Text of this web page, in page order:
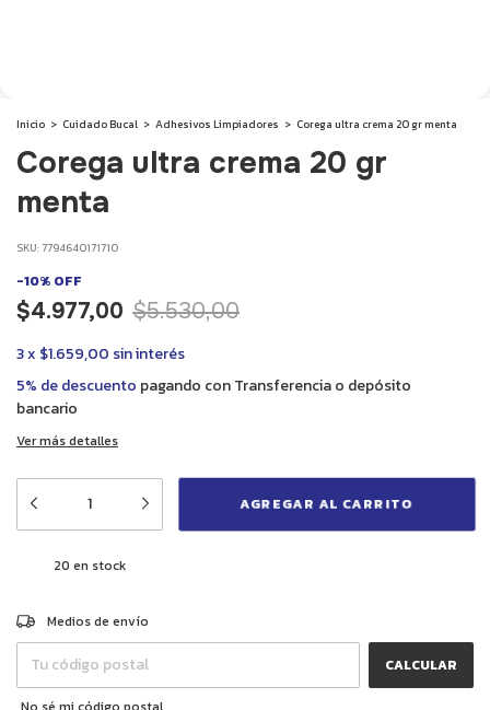
Inicio > Cuidado Bucal > Adhesivos Limpiadores > Corega ultra crema 20 gr menta
Corega ultra crema 20 gr
menta
SKU:7794640171710
-10% OFF
$4.977,00 $5.530,00
3x $1.659,00 sin interés
5% de descuento pagando con Transferencia o depósito
bancario
Ver más detalles
20 en stock
Entregas para el CP:
Medios de envío
CALCULAR